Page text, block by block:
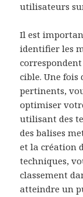
utilisateurs
Il est
identifier les
cible. Une fois
pertinents,
optimiser
utilisant des
des balises
et la création
techniques,
classement
atteindre un